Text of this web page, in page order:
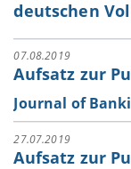
deutschen
07.08.2019
Aufsatz zur
Journal of
27.07.2019
Aufsatz zur